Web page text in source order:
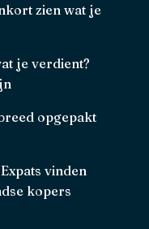
zien wat je
je verdient?
opgepakt
vinden
kopers